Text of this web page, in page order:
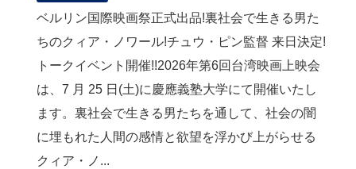
ベルリン国際映画祭正式出品!裏社会で生きる男た
ちのクィア・ノワール!チュウ・ピン監督 来日決定!
トークイベント開催!!2026年第6回台湾映画上映会
は、7 月 25 日(土)に慶應義塾大学にて開催いたし
ます。裏社会で生きる男たちを通して、社会の闇
に埋もれた人間の感情と欲望を浮かび上がらせる
クィア・ノ...